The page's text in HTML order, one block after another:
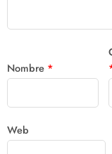
Nombre *
Web